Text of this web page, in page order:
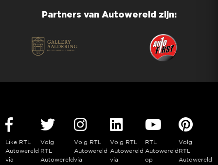
Partners van Autowereld zijn:
Like RTL
Autowereld
via
Volg
RTL
Autowereld
Volg RTL
Autowereld
via
Volg RTL
Autowereld
via
RTL
Autowereld
op
Volg
RTL
Autowereld